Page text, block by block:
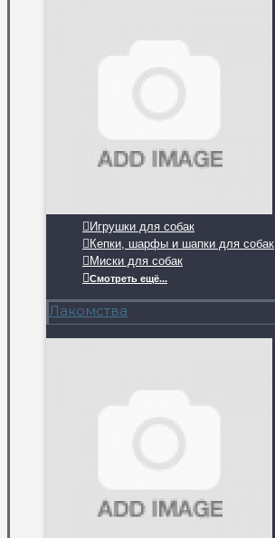
Игрушки для собак
Кепки, шарфы и шапки для собак
Миски для собак
Смотреть ещё...
Лакомства